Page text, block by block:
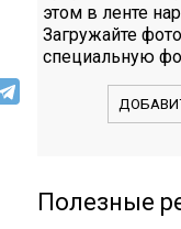
этом в ленте
Загружайте
специальную
Полезные